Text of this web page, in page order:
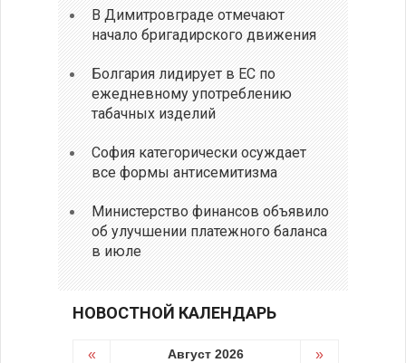
В Димитровграде отмечают
начало бригадирского движения
Болгария лидирует в ЕС по
ежедневному употреблению
табачных изделий
София категорически осуждает
все формы антисемитизма
Министерство финансов объявило
об улучшении платежного баланса
в июле
НОВОСТНОЙ КАЛЕНДАРЬ
« Август 2026 »